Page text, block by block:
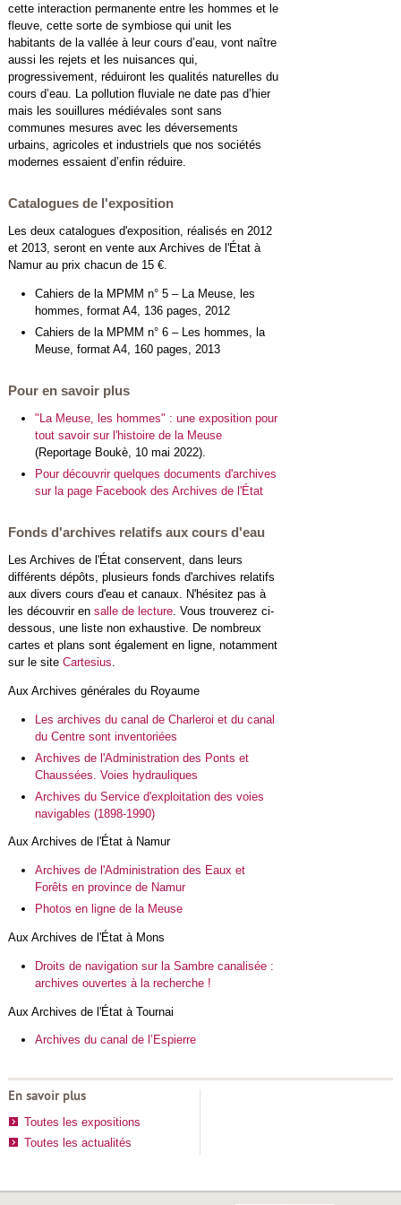
cette interaction permanente entre les hommes et le
fleuve, cette sorte de symbiose qui unit les
habitants de la vallée à leur cours d’eau, vont naître
aussi les rejets et les nuisances qui,
progressivement, réduiront les qualités naturelles du
cours d’eau. La pollution fluviale ne date pas d’hier
mais les souillures médiévales sont sans
communes mesures avec les déversements
urbains, agricoles et industriels que nos sociétés
modernes essaient d’enfin réduire.
Catalogues de l'exposition
Les deux catalogues d'exposition, réalisés en 2012
et 2013, seront en vente aux Archives de l'État à
Namur au prix chacun de 15 €.
Cahiers de la MPMM n° 5 – La Meuse, les
hommes, format A4, 136 pages, 2012
Cahiers de la MPMM n° 6 – Les hommes, la
Meuse, format A4, 160 pages, 2013
Pour en savoir plus
"La Meuse, les hommes" : une exposition pour
tout savoir sur l'histoire de la Meuse
(Reportage Boukè, 10 mai 2022).
Pour découvrir quelques documents d'archives
sur la page Facebook des Archives de l'État
Fonds d'archives relatifs aux cours d'eau
Les Archives de l'État conservent, dans leurs
différents dépôts, plusieurs fonds d'archives relatifs
aux divers cours d'eau et canaux. N'hésitez pas à
les découvrir en salle de lecture. Vous trouverez ci-
dessous, une liste non exhaustive. De nombreux
cartes et plans sont également en ligne, notamment
sur le site Cartesius.
Aux Archives générales du Royaume
Les archives du canal de Charleroi et du canal
du Centre sont inventoriées
Archives de l'Administration des Ponts et
Chaussées. Voies hydrauliques
Archives du Service d'exploitation des voies
navigables (1898-1990)
Aux Archives de l'État à Namur
Archives de l'Administration des Eaux et
Forêts en province de Namur
Photos en ligne de la Meuse
Aux Archives de l'État à Mons
Droits de navigation sur la Sambre canalisée :
archives ouvertes à la recherche !
Aux Archives de l'État à Tournai
Archives du canal de l’Espierre
En savoir plus
Toutes les expositions
Toutes les actualités